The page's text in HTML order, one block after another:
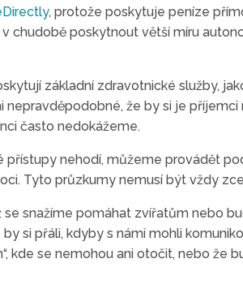
, protože poskytuje peníze
chudobě poskytnout větší míru
základní zdravotnické služby,
nepravděpodobné, že by si je
často nedokážeme.
přístupy nehodí, můžeme provádět
Tyto průzkumy nemusí být vždy
se snažíme pomáhat zvířatům nebo
si přáli, kdyby s námi mohli
kde se nemohou ani otočit, nebo